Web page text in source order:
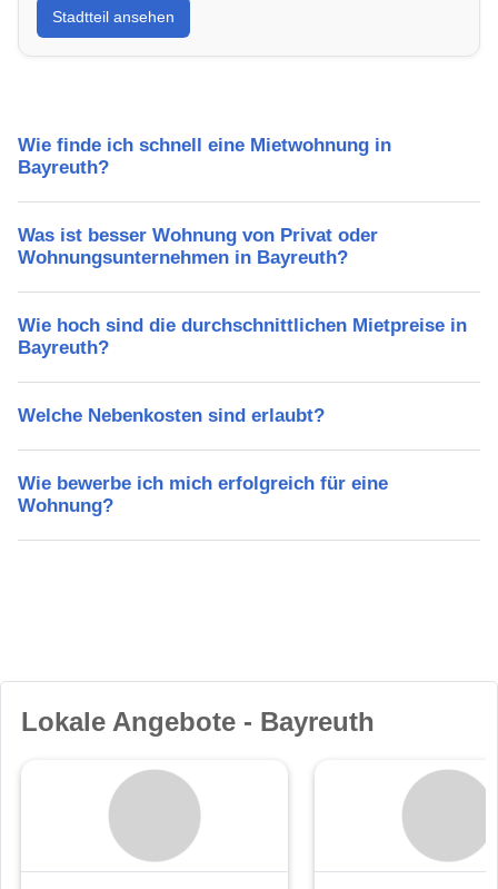
Lebensqualität, Verkehrsanbindung, Schulen,
Freizeitmöglichkeiten und Mietpreise.
Stadtteil ansehen
Wie finde ich schnell eine Mietwohnung in
Bayreuth?
Was ist besser Wohnung von Privat oder
Wohnungsunternehmen in Bayreuth?
Wie hoch sind die durchschnittlichen Mietpreise in
Bayreuth?
Welche Nebenkosten sind erlaubt?
Wie bewerbe ich mich erfolgreich für eine
Wohnung?
Lokale Angebote - Bayreuth